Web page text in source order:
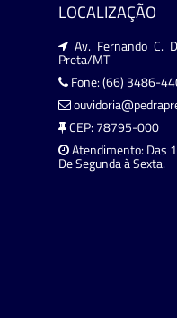
LOCALIZAÇÃO
Av. Fernando C.
Preta/MT
Fone: (66) 3486-
CEP: 78795-000
Atendimento: Das
De Segunda à Sexta.